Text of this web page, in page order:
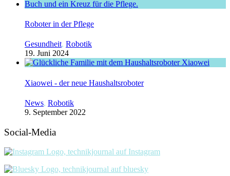
Roboter in der Pflege
Gesundheit, Robotik
19. Juni 2024
Xiaowei - der neue Haushaltsroboter
News, Robotik
9. September 2022
Social-Media